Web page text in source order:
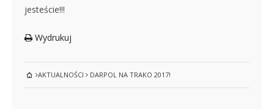
jesteście!!!
Wydrukuj
AKTUALNOŚCI DARPOL NA TRAKO 2017!